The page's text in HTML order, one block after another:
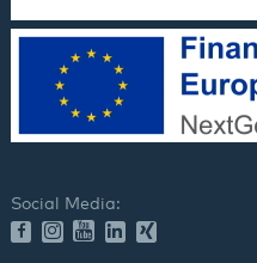
Social Media: